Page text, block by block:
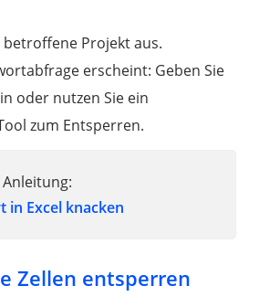
betroffene Projekt aus.
erscheint: Geben Sie
oder nutzen Sie ein
zum Entsperren.
in Excel knacken
Zellen entsperren